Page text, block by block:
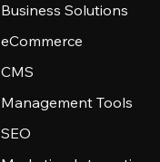
Business Solutions
eCommerce
CMS
Management Tools
SEO